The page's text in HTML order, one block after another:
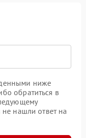
ниже
обратиться в
не нашли ответ на